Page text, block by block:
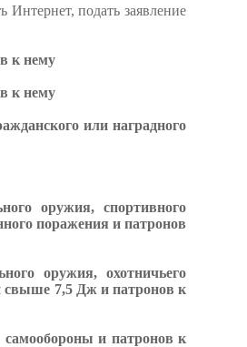
Интернет, подать заявление
к нему
к нему
или наградного
оружия, спортивного
поражения и патронов
оружия, охотничьего
свыше 7,5 Дж и патронов к
самообороны и патронов к